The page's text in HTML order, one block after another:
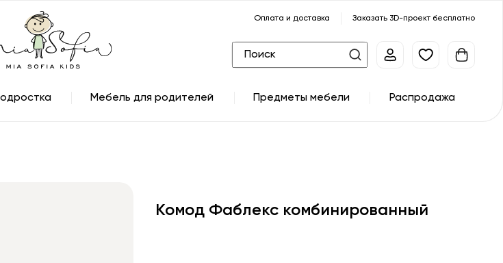
Оплата и доставка Заказать 3D-проект бесплатно
Мебель для родителей Предметы мебели Распродажа
Комод Фаблекс комбинированный